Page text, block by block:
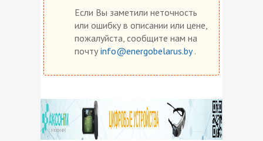
Если Вы заметили неточность
или ошибку в описании или цене,
пожалуйста, сообщите нам на
почту info@energobelarus.by.